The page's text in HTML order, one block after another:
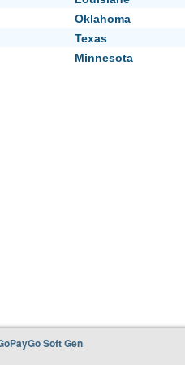
Oklahoma
Texas
Minnesota
Soft Gen